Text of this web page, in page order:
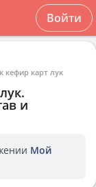
Войти
кефир карт лук
.
и
Мой